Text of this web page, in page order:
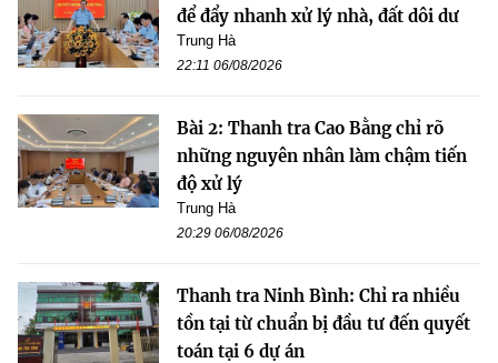
để đẩy nhanh xử lý nhà, đất dôi dư
Trung Hà
22:11 06/08/2026
Bài 2: Thanh tra Cao Bằng chỉ rõ
những nguyên nhân làm chậm tiến
độ xử lý
Trung Hà
20:29 06/08/2026
Thanh tra Ninh Bình: Chỉ ra nhiều
tồn tại từ chuẩn bị đầu tư đến quyết
toán tại 6 dự án